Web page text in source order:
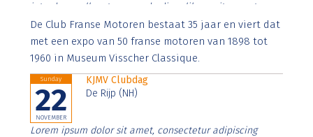
interdum nulla, ut commodo diam libero vitae erat.
Aenean faucibus nibh et justo cursus id rutrum lorem
imperdiet. Nunc ut sem vitae risus tristique posuere.
De Club Franse Motoren bestaat 35 jaar en viert dat
met een expo van 50 franse motoren van 1898 tot
1960 in Museum Visscher Classique.
Sunday
22
NOVEMBER
KJMV Clubdag
De Rijp (NH)
Lorem ipsum dolor sit amet, consectetur adipiscing